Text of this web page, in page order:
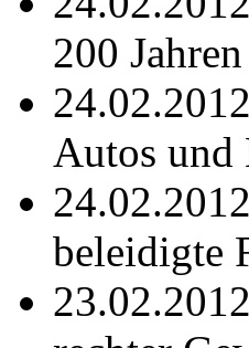
200
Autos und
beleidigte